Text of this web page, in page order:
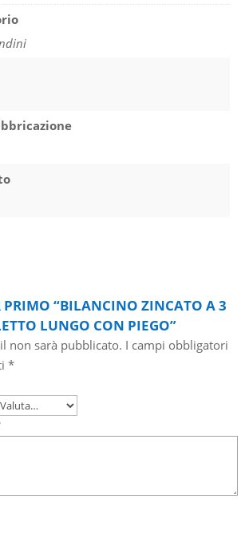
PRIMO “BILANCINO ZINCATO A 3
LUNGO CON PIEGO”
non sarà pubblicato. I campi obbligatori
*